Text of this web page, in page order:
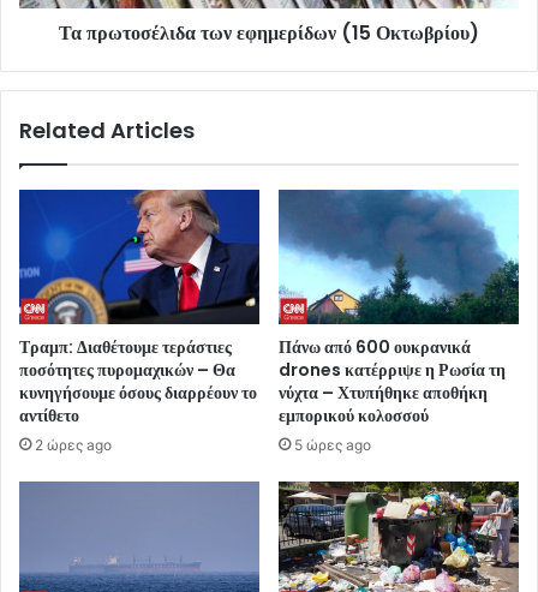
Τα πρωτοσέλιδα των εφημερίδων (15 Οκτωβρίου)
Related Articles
Τραμπ: Διαθέτουμε τεράστιες
ποσότητες πυρομαχικών – Θα
κυνηγήσουμε όσους διαρρέουν το
αντίθετο
2 ώρες ago
Πάνω από 600 ουκρανικά
drones κατέρριψε η Ρωσία τη
νύχτα – Χτυπήθηκε αποθήκη
εμπορικού κολοσσού
5 ώρες ago